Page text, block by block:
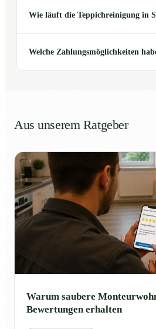
Wie läuft die Teppichreinigung in
Welche Zahlungsmöglichkeiten
Aus unserem Ratgeber
Warum saubere
Bewertungen erhalten